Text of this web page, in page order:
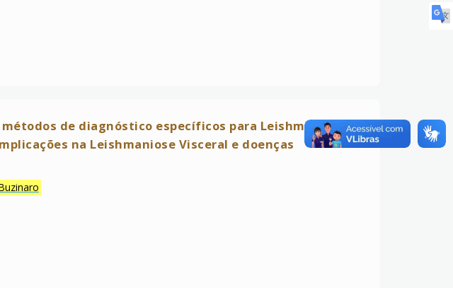
de diagnóstico específicos para Leishmania
na Leishmaniose Visceral e doenças